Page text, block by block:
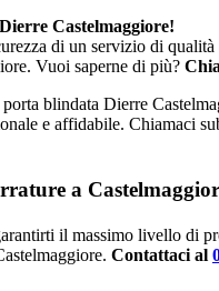
Castelmaggiore!
di un servizio di
Vuoi saperne di più?
blindata Dierre
e affidabile. Chiamaci
a
il massimo livello di
Contattaci al